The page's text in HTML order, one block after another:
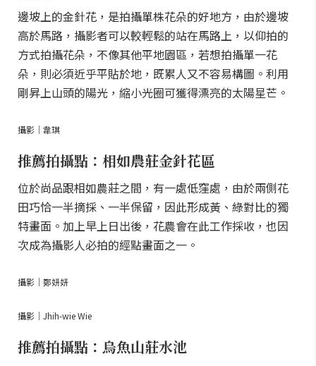
邊坡上的金針花，是拍攝單株花朵的好地方，由於邊坡
高於馬路，攝影者可以較輕鬆的站在馬路上，以仰拍的
方式拍攝花朵，不像其他平地園區，若想拍攝單一花
朵，則必須近乎平貼於地，既累人又不容易構圖。利用
剛昇上山頭的陽光，縮小光圈可獲得漂亮的太陽星芒。
攝影｜韋琪
推薦拍攝點：相如農莊金針花區
位於尚品跟相如農莊之間，有一處低窪處，由於兩側花
田巧恰一半摘採、一半保留，因此形成黃、綠對比的獨
特畫面。加上早上日出後，花農會在此工作採收，也因
次成為攝影人必拍的經點畫面之一。
攝影｜鄭妍妍
攝影｜Jhih-wie Wie
推薦拍攝點：烏魚山莊水池